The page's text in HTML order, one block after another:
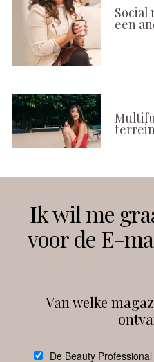
Social
een
terrein
Instagram
Ik wil me
voor de E-
Van welke
De Beauty Professional